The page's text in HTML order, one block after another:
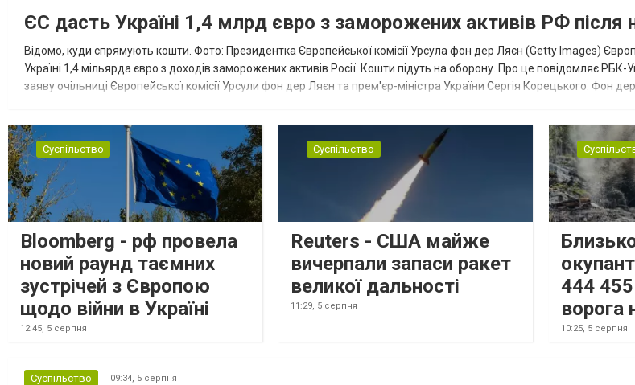
ЄС дасть Україні 1,4 млрд євро з заморожених активів РФ після
Відомо, куди спрямують кошти. Фото: Президентка Європейської комісії Урсула фон дер Ляєн (Getty Images)
Україні 1,4 мільярда євро з доходів заморожених активів Росії. Кошти підуть на оборону. Про це повідомляє РБК-
заяву очільниці Європейської комісії Урсули фон дер Ляєн та прем'єр-міністра України Сергія Корецького. Фон
Суспільство
Bloomberg - рф провела
новий раунд таємних
зустрічей з Європою
щодо війни в Україні
12:45, 5 серпня
Суспільство
Reuters - США майже
вичерпали запаси ракет
великої дальності
11:29, 5 серпня
444
ворога
10:25, 5 серпня
Суспільство 09:34, 5 серпня